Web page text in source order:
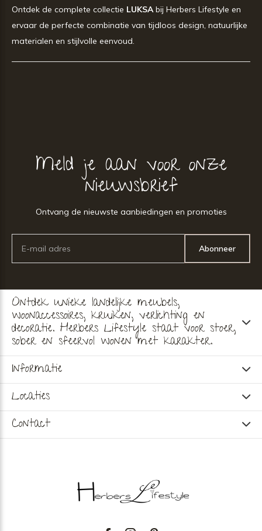
Ontdek de complete collectie LUKSAbij Herbers Lifestyle en
ervaar de perfecte combinatie van tijdloos design, natuurlijke
materialen en stijlvolle eenvoud.
Meld je aan voor onze
nieuwsbrief
Ontvang de nieuwste aanbiedingen en promoties
Abonneer
Ontdek unieke landelijke meubels,
woonaccessoires, kruiken, verlichting en
decoratie. Herbers Lifestyle staat voor stoer,
sober en sfeervol wonen met karakter.
Informatie
Locaties
Contact